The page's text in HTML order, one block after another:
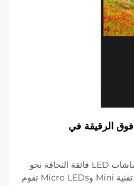
ما هو مستقبل شاشات LED فوق الرقيقة في
الابتكارات التكنولوجية التي تدفع شاشات LED فائقة النحافة نحو
الأمام دمج Mini/Micro LED إن تقنية Mini وMicro LEDs تقوم